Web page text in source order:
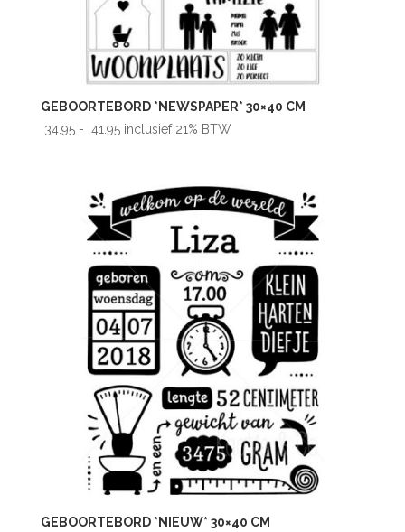
GEBOORTEBORD *NEWSPAPER* 30×40 CM
34.95 - 41.95Prijsklasse:
€ 41.95
inclusief 21% BTW
GEBOORTEBORD *NIEUW* 30×40 CM